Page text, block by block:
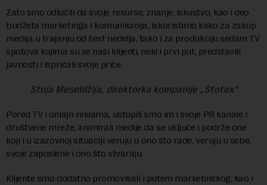
Zato smo odlučili da svoje resurse, znanje, iskustvo, kao i deo
budžeta marketinga i komunikacija, iskoristimo kako za zakup
medija u trajanju od šest nedelja, tako i za produkciju sedam TV
spotova kojima su se naši klijenti, neki i prvi put, predstavili
javnosti i ispričali svoje priče.
Stoja Meseldžija, direktorka kompanije „Stotex“
Pored TV i onlajn reklama, ustupili smo im i svoje PR kanale i
društvene mreže, animirali medije da se uključe i podrže one
koji i u izazovnoj situaciji veruju u ono što rade, veruju u sebe,
svoje zaposlene i ono što stvaraju.
Klijente smo dodatno promovisali i putem marketinškog, kao i